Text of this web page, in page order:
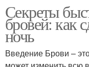
Секреты
бровей: как
ночь
Введение Брови –